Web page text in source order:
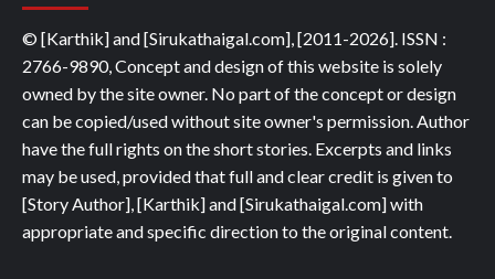
© [Karthik] and [Sirukathaigal.com], [2011-2026]. ISSN :
2766-9890, Concept and design of this website is solely
owned by the site owner. No part of the concept or design
can be copied/used without site owner's permission. Author
have the full rights on the short stories. Excerpts and links
may be used, provided that full and clear credit is given to
[Story Author], [Karthik] and [Sirukathaigal.com] with
appropriate and specific direction to the original content.